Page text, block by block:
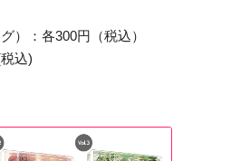
）：各300円（税込）
込)